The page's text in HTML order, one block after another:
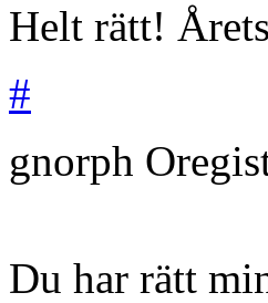
Helt rätt!
#
gnorph
Du har rätt